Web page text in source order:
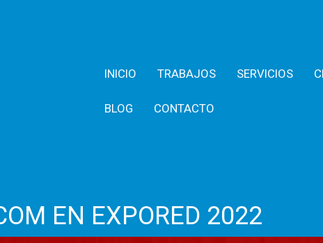
INICIO TRABAJOS SERVICIOS
BLOG CONTACTO
EN EXPORED 2022